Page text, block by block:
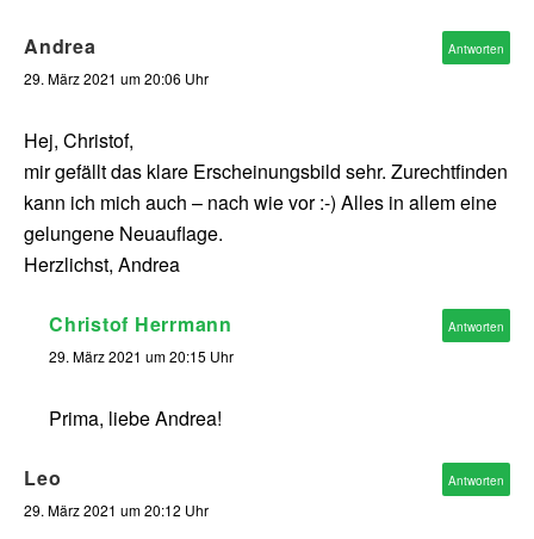
Andrea
29. März 2021 um 20:06 Uhr
Hej, Christof,
mir gefällt das klare Erscheinungsbild sehr. Zurechtfinden
kann ich mich auch – nach wie vor :-) Alles in allem eine
gelungene Neuauflage.
Herzlichst, Andrea
Antworten
Christof Herrmann
29. März 2021 um 20:15 Uhr
Prima, liebe Andrea!
Antworten
Leo
29. März 2021 um 20:12 Uhr
Antworten